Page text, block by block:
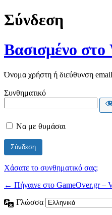
Σύνδεση
Βασισμένο
Όνομα χρήστη ή διεύθυνση email
Συνθηματικό
Να με θυμάσαι
Χάσατε το συνθηματικό σας;
← Πήγαινε στο GameOver.gr –
Γλώσσα